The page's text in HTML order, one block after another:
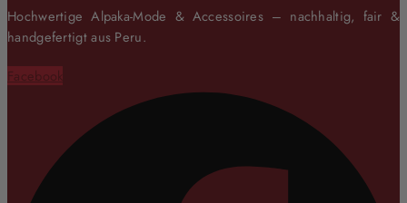
Hochwertige Alpaka-Mode & Accessoires – nachhaltig, fair &
handgefertigt aus Peru.
Facebook